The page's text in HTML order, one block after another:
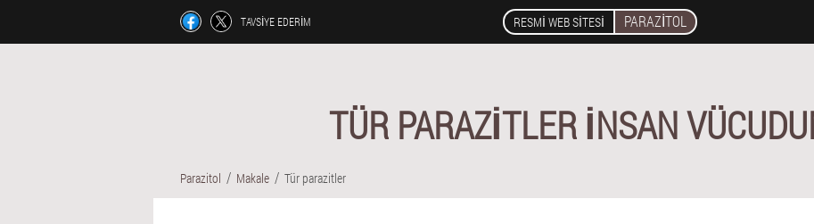
TAVSIYE EDERIM RESMI WEB SITESI PARAZITOL
TÜR PARAZİTLER İNSAN
Parazitol Makale Tür parazitler